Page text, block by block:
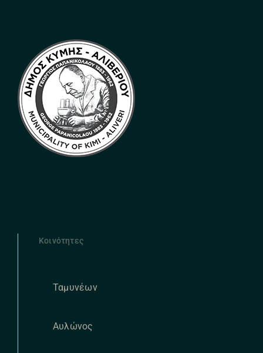
Κοινότητες
Ταμυνέων
Αυλώνος